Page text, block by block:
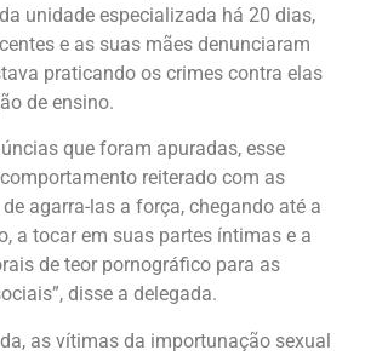
unidade especializada há 20 dias,
e as suas mães denunciaram
praticando os crimes contra elas
de ensino.
que foram apuradas, esse
reiterado com as
agarra-las a força, chegando até a
a tocar em suas partes íntimas e a
de teor pornográfico para as
disse a delegada.
as vítimas da importunação sexual